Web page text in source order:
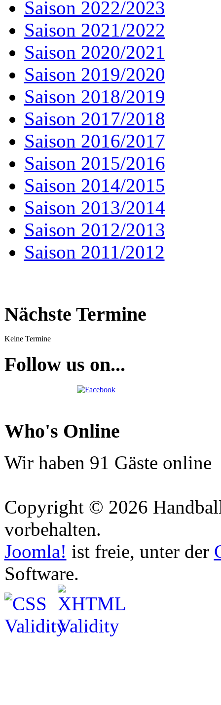
Saison 2022/2023
Saison 2021/2022
Saison 2020/2021
Saison 2019/2020
Saison 2018/2019
Saison 2017/2018
Saison 2016/2017
Saison 2015/2016
Saison 2014/2015
Saison 2013/2014
Saison 2012/2013
Saison 2011/2012
Nächste Termine
Keine Termine
Follow us on...
Who's Online
Wir haben 91 Gäste online
Copyright © 2026
vorbehalten.
Joomla! ist freie, unter der
Software.